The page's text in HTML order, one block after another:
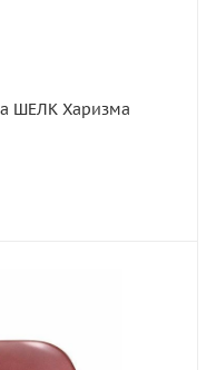
ШЕЛК Харизма